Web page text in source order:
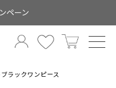
ペーン
ラックワンピース